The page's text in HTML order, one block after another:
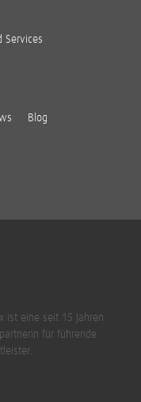
Services
Blog
ist eine seit 15 Jahren
für führende